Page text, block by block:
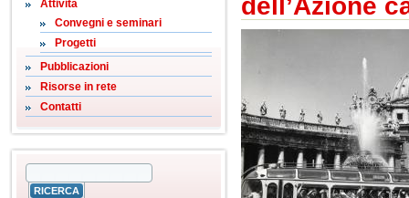
Attività
Convegni e seminari
Progetti
Pubblicazioni
Risorse in rete
Contatti
dell’Azione